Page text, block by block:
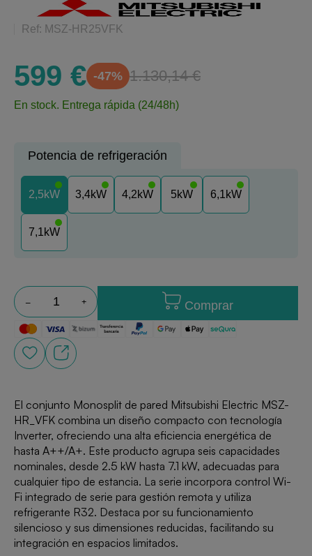
Ref: MSZ-HR25VFK
599 € -47% 1.130,14 €
En stock. Entrega rápida (24/48h)
Potencia de refrigeración
2,5kW 3,4kW 4,2kW 5kW 6,1kW
7,1kW
Comprar
El conjunto Monosplit de pared Mitsubishi Electric MSZ-
HR_VFK combina un diseño compacto con tecnología
Inverter, ofreciendo una alta eficiencia energética de
hasta A++/A+. Este producto agrupa seis capacidades
nominales, desde 2.5 kW hasta 7.1 kW, adecuadas para
cualquier tipo de estancia. La serie incorpora control Wi-
Fi integrado de serie para gestión remota y utiliza
refrigerante R32. Destaca por su funcionamiento
silencioso y sus dimensiones reducidas, facilitando su
integración en espacios limitados.